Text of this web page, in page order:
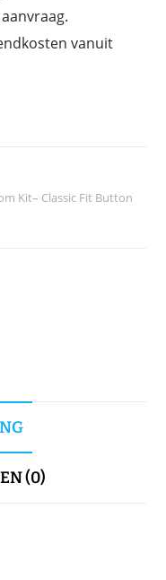
vanuit
Kit– Classic Fit Button
(0)